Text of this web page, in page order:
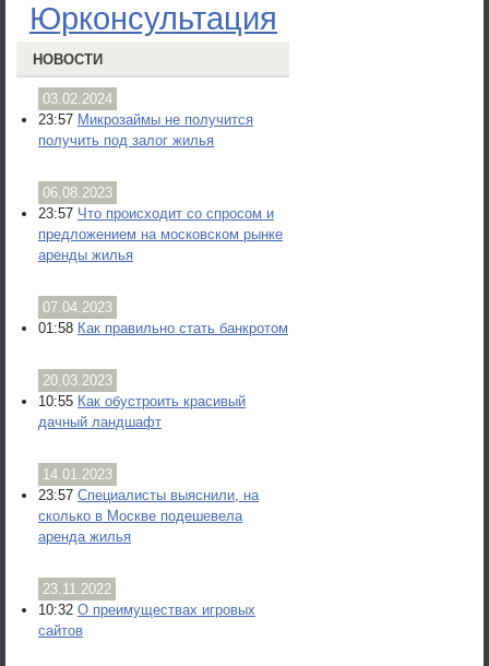
Юрконсультация
НОВОСТИ
03.02.2024
23:57 Микрозаймы не получится
получить под залог жилья
06.08.2023
23:57 Что происходит со спросом и
предложением на московском рынке
аренды жилья
07.04.2023
01:58 Как правильно стать банкротом
20.03.2023
10:55 Как обустроить красивый
дачный ландшафт
14.01.2023
23:57 Специалисты выяснили, на
сколько в Москве подешевела
аренда жилья
23.11.2022
10:32 О преимуществах игровых
сайтов